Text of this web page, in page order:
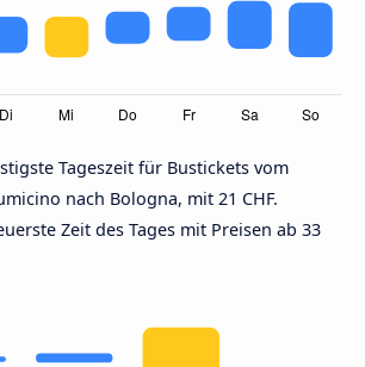
Tageszeit für Bustickets vom
nach Bologna, mit 21 CHF.
Zeit des Tages mit Preisen ab 33